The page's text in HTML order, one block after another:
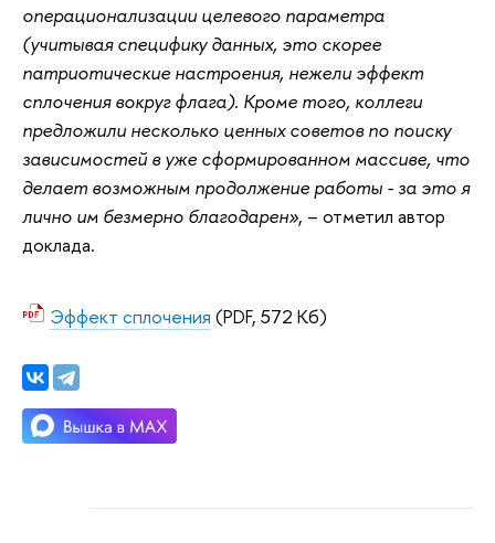
операционализации целевого параметра
(учитывая специфику данных, это скорее
патриотические настроения, нежели эффект
сплочения вокруг флага). Кроме того, коллеги
предложили несколько ценных советов по поиску
зависимостей в уже сформированном массиве, что
делает возможным продолжение работы - за это я
лично им безмерно благодарен», – отметил автор
доклада.
Эффект сплочения (PDF, 572 Кб)